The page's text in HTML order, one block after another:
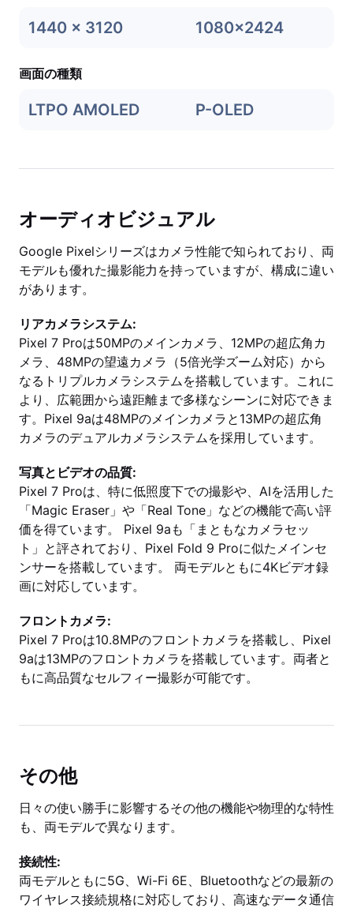
1440 x 3120 1080x2424
画面の種類
LTPO AMOLED P-OLED
オーディオビジュアル
Google Pixelシリーズはカメラ性能で知られており、両
モデルも優れた撮影能力を持っていますが、構成に違い
があります。
リアカメラシステム:
Pixel 7 Proは50MPのメインカメラ、12MPの超広角カ
メラ、48MPの望遠カメラ（5倍光学ズーム対応）から
なるトリプルカメラシステムを搭載しています。これに
より、広範囲から遠距離まで多様なシーンに対応できま
す。Pixel 9aは48MPのメインカメラと13MPの超広角
カメラのデュアルカメラシステムを採用しています。
写真とビデオの品質:
Pixel 7 Proは、特に低照度下での撮影や、AIを活用した
「Magic Eraser」や「Real Tone」などの機能で高い評
価を得ています。 Pixel 9aも「まともなカメラセッ
ト」と評されており、Pixel Fold 9 Proに似たメインセ
ンサーを搭載しています。 両モデルともに4Kビデオ録
画に対応しています。
フロントカメラ:
Pixel 7 Proは10.8MPのフロントカメラを搭載し、Pixel
9aは13MPのフロントカメラを搭載しています。両者と
もに高品質なセルフィー撮影が可能です。
その他
日々の使い勝手に影響するその他の機能や物理的な特性
も、両モデルで異なります。
接続性:
両モデルともに5G、Wi-Fi 6E、Bluetoothなどの最新の
ワイヤレス接続規格に対応しており、高速なデータ通信